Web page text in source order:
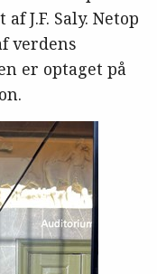
J.F. Saly. Netop
verdens
er optaget på